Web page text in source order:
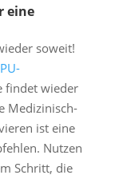
eine
soweit!
findet wieder
Medizinisch-
ist eine
Nutzen
Schritt, die